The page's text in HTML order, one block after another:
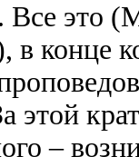
Все это
конце
этой
–